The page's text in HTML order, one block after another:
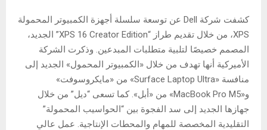
كشفت شركة Dell عن توسعة سلسلة أجهزة الكمبيوتر المحمولة
XPS، من خلال تقديم طراز “XPS 16 Creator Edition” الجديد،
المصمم خصيصًا لتلبية متطلبات المبدعين. وذكرت الشركة
الأميركية أنها تهدف من خلال «الكمبيوتر المحمول» الجديد إلى
منافسة «Surface Laptop Ultra» من «مايكروسوفت»
و«MacBook Pro M5» من «أبل». كما تسعى “ديل” من خلال
جهازها الجديد إلى سد الفجوة بين “الحواسيب المحمولة”
التقليدية المخصصة للمهام والمحطات الإنتاجية. عمل عالي